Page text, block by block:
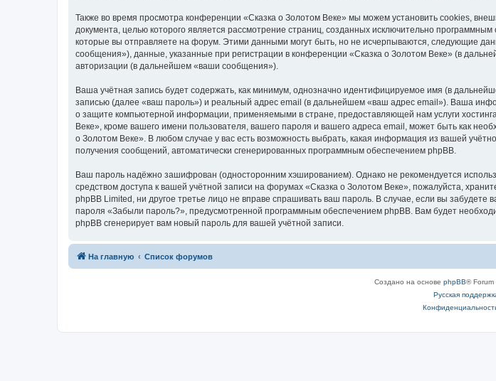
Также во время просмотра конференции «Сказка о Золотом Веке» мы можем установить cookies,
документа, целью которого является рассмотрение страниц, созданных исключительно
которые вы отправляете на форум. Этими данными могут быть, но не исчерпываются, следующие
сообщения»), данные, указанные при регистрации в конференции «Сказка о Золотом Веке» (в
авторизации (в дальнейшем «ваши сообщения»).
Ваша учётная запись будет содержать, как минимум, однозначно идентифицируемое имя (в
записью (далее «ваш пароль») и реальный адрес email (в дальнейшем «ваш адрес email»). Ваша
о защите компьютерной информации, применяемыми в стране, предоставляющей нам услуги
Веке», кроме вашего имени пользователя, вашего пароля и вашего адреса email, может быть как
о Золотом Веке». В любом случае у вас есть возможность выбрать, какая информация из вашей
получения сообщений, автоматически сгенерированных программным обеспечением phpBB.
Ваш пароль надёжно зашифрован (односторонним хэшированием). Однако не рекомендуется
средством доступа к вашей учётной записи на форумах «Сказка о Золотом Веке», пожалуйста,
phpBB Limited, ни другое третье лицо не вправе спрашивать ваш пароль. В случае, если вы
пароля «Забыли пароль?», предусмотренной программным обеспечением phpBB. Вам будет
phpBB сгенерирует вам новый пароль для вашей учётной записи.
На главную Список форумов
Создано на основе phpBB® Forum
Русская